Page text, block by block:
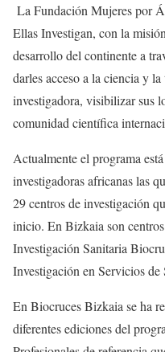
La Fundación Mujeres por
Ellas Investigan, con la
desarrollo del continente a
darles acceso a la ciencia y
investigadora, visibilizar sus
comunidad científica
Actualmente el programa
investigadoras africanas las
29 centros de investigación
inicio. En Bizkaia son
Investigación Sanitaria
Investigación en Servicios
En Biocruces Bizkaia se ha
diferentes ediciones del